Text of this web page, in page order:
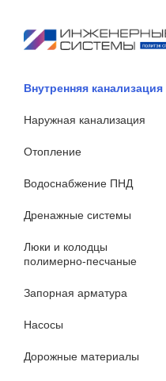
Внутренняя канализация
Наружная канализация
Отопление
Водоснабжение ПНД
Дренажные системы
Люки и колодцы
полимерно-песчаные
Запорная арматура
Насосы
Дорожные материалы